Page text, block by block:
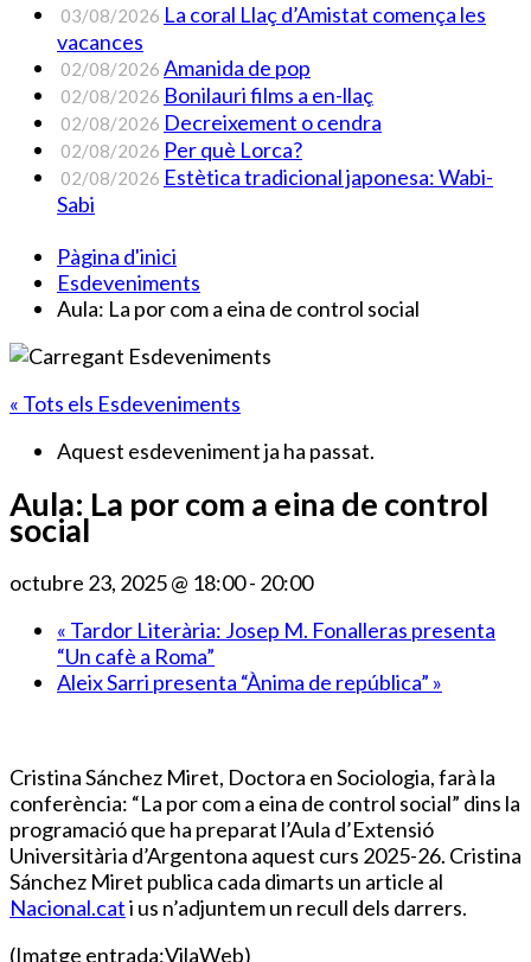
03/08/2026 La coral Llaç d’Amistat comença les
vacances
02/08/2026 Amanida de pop
02/08/2026 Bonilauri films a en-llaç
02/08/2026 Decreixement o cendra
02/08/2026 Per què Lorca?
02/08/2026 Estètica tradicional japonesa: Wabi-
Sabi
Pàgina d'inici
Esdeveniments
Aula: La por com a eina de control social
« Tots els Esdeveniments
Aquest esdeveniment ja ha passat.
Aula: La por com a eina de control
social
octubre 23, 2025 @ 18:00- 20:00
« Tardor Literària: Josep M. Fonalleras presenta
“Un cafè a Roma”
Aleix Sarri presenta “Ànima de república” »
Cristina Sánchez Miret, Doctora en Sociologia, farà la
conferència: “La por com a eina de control social” dins la
programació que ha preparat l’Aula d’Extensió
Universitària d’Argentona aquest curs 2025-26. Cristina
Sánchez Miret publica cada dimarts un article al
Nacional.cati us n’adjuntem un recull dels darrers.
(Imatge entrada:VilaWeb)